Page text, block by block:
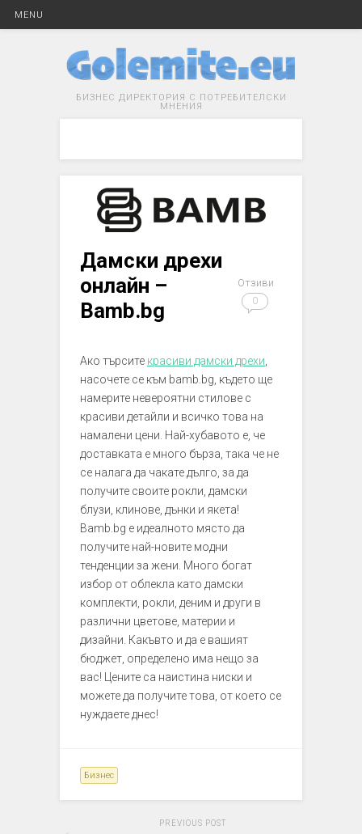
MENU
БИЗНЕС ДИРЕКТОРИЯ С ПОТРЕБИТЕЛСКИ
МНЕНИЯ
Дамски дрехи
онлайн –
Bamb.bg
Отзиви
0
Ако търсите красиви дамски дрехи
насочете се към bamb.bg, където ще
намерите невероятни стилове с
красиви детайли и всичко това на
намалени цени. Най-хубавото е, че
доставката е много бърза, така че не
се налага да чакате дълго, за да
получите своите рокли, дамски
блузи, клинове, дънки и якета!
Bamb.bg е идеалното място да
получите най-новите модни
тенденции за жени. Много богат
избор от облекла като дамски
комплекти, рокли, деним и други в
различни цветове, материи и
дизайни. Какъвто и да е вашият
бюджет, определено има нещо за
вас! Цените са наистина ниски и
можете да получите това, от което се
нуждаете днес!
Бизнес
PREVIOUS POST